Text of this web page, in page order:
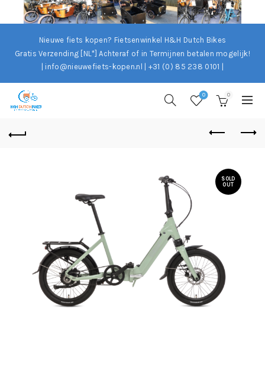
Nieuwe fiets kopen? Fietsenwinkel H&H Dutch Bikes
Gratis Verzending [NL*] Achteraf of in Termijnen betalen mogelijk!
| info@nieuwefiets-kopen.nl | +31 (0) 85 238 0101 |
0 0
SOLD
OUT